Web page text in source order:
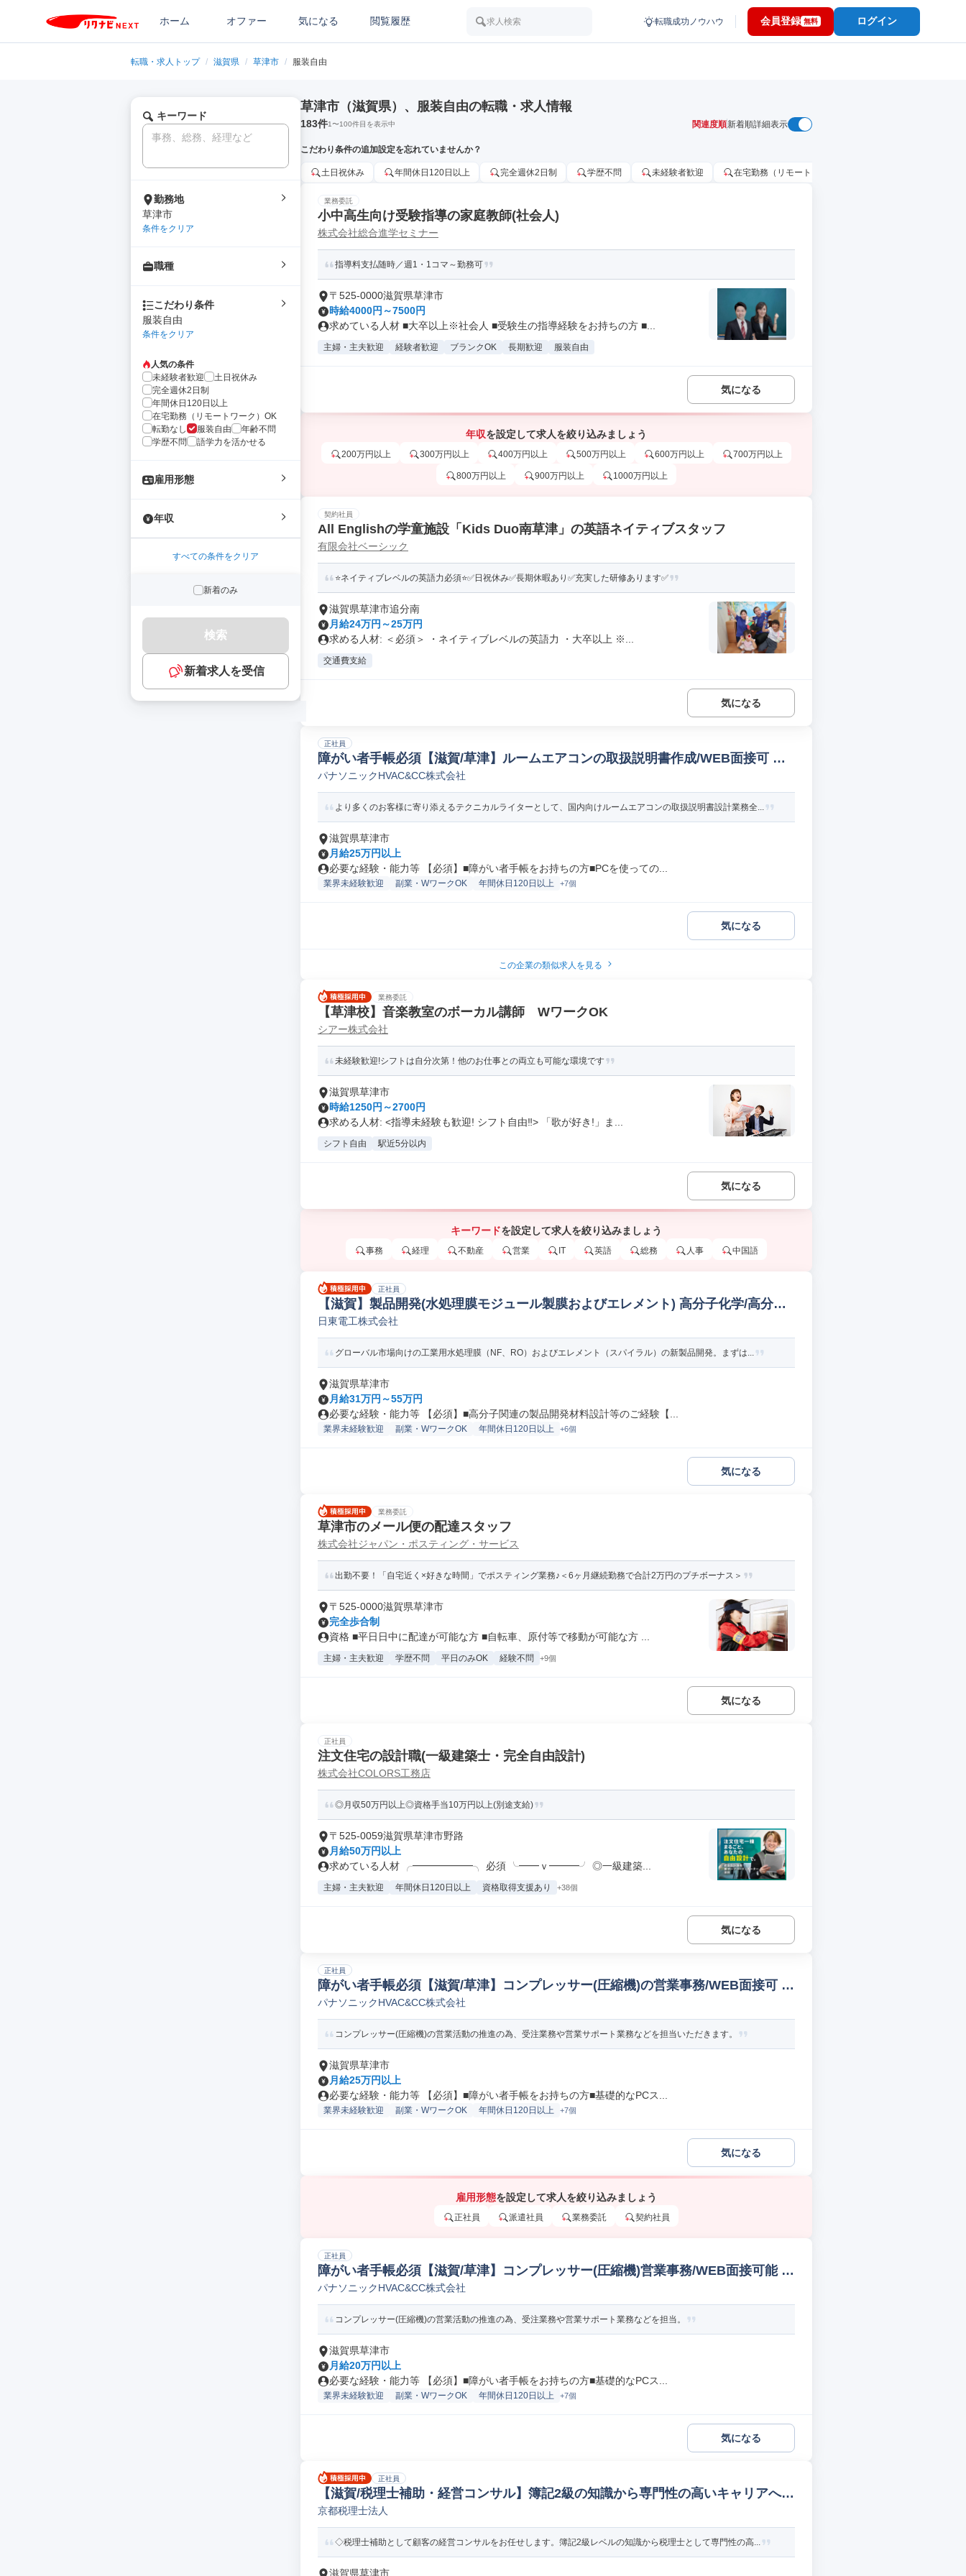
ホーム オファー 気になる 閲覧履歴 求人検索 転職成功ノウハウ 会員登録 無料 ログイン
転職・求人トップ / 滋賀県 / 草津市 / 服装自由
キーワード
勤務地
草津市
条件をクリア
職種
こだわり条件
服装自由
条件をクリア
人気の条件
未経験者歓迎
土日祝休み
完全週休2日制
年間休日120日以上
在宅勤務（リモートワーク）OK
転勤なし
服装自由
年齢不問
学歴不問
語学力を活かせる
雇用形態
年収
すべての条件をクリア
新着のみ
検索
新着求人を受信
草津市（滋賀県）、服装自由の転職・求人情報
183件1〜100件目を表示中 関連度順新着順詳細表示
こだわり条件の追加設定を忘れていませんか？
土日祝休み 年間休日120日以上 完全週休2日制 学歴不問 未経験者歓迎 在宅勤務（リモートワーク）OK
業務委託
小中高生向け受験指導の家庭教師(社会人)
株式会社総合進学セミナー
指導料支払随時／週1・1コマ～勤務可
〒525-0000滋賀県草津市
時給4000円～7500円
求めている人材 ■大卒以上※社会人 ■受験生の指導経験をお持ちの方 ■...
主婦・主夫歓迎 経験者歓迎 ブランクOK 長期歓迎 服装自由
気になる
年収を設定して求人を絞り込みましょう
200万円以上 300万円以上 400万円以上 500万円以上 600万円以上 700万円以上
800万円以上 900万円以上 1000万円以上
契約社員
All Englishの学童施設「Kids Duo南草津」の英語ネイティブスタッフ
有限会社ベーシック
⭐ネイティブレベルの英語力必須⭐✅日祝休み✅長期休暇あり✅充実した研修あります✅
滋賀県草津市追分南
月給24万円～25万円
求める人材: ＜必須＞ ・ネイティブレベルの英語力 ・大卒以上 ※...
交通費支給
気になる
正社員
障がい者手帳必須【滋賀/草津】ルームエアコンの取扱説明書作成/WEB面接可 テ
クニカルライター(出版/印刷/著述業)
パナソニックHVAC&CC株式会社
より多くのお客様に寄り添えるテクニカルライターとして、国内向けルームエアコンの取扱説明書設計業務全...
滋賀県草津市
月給25万円以上
必要な経験・能力等 【必須】■障がい者手帳をお持ちの方■PCを使っての...
業界未経験歓迎 副業・WワークOK 年間休日120日以上 +7個
気になる
この企業の類似求人を見る
業務委託
【草津校】音楽教室のボーカル講師 WワークOK
シアー株式会社
未経験歓迎!シフトは自分次第！他のお仕事との両立も可能な環境です
滋賀県草津市
時給1250円～2700円
求める人材: <指導未経験も歓迎! シフト自由‼> 「歌が好き!」ま...
シフト自由 駅近5分以内
気になる
キーワードを設定して求人を絞り込みましょう
事務 経理 不動産 営業 IT 英語 総務 人事 中国語
正社員
【滋賀】製品開発(水処理膜モジュール製膜およびエレメント) 高分子化学/高分子
素材研究開発
日東電工株式会社
グローバル市場向けの工業用水処理膜（NF、RO）およびエレメント（スパイラル）の新製品開発。まずは...
滋賀県草津市
月給31万円～55万円
必要な経験・能力等 【必須】■高分子関連の製品開発材料設計等のご経験【...
業界未経験歓迎 副業・WワークOK 年間休日120日以上 +6個
気になる
業務委託
草津市のメール便の配達スタッフ
株式会社ジャパン・ポスティング・サービス
出勤不要！「自宅近く×好きな時間」でポスティング業務♪＜6ヶ月継続勤務で合計2万円のプチボーナス＞
〒525-0000滋賀県草津市
完全歩合制
資格 ■平日日中に配達が可能な方 ■自転車、原付等で移動が可能な方 ...
主婦・主夫歓迎 学歴不問 平日のみOK 経験不問 +9個
気になる
正社員
注文住宅の設計職(一級建築士・完全自由設計)
株式会社COLORS工務店
◎月収50万円以上◎資格手当10万円以上(別途支給)
〒525-0059滋賀県草津市野路
月給50万円以上
求めている人材 ╭━━━━━━╮ 必須 ╰━━ｖ━━━╯ ◎一級建築...
主婦・主夫歓迎 年間休日120日以上 資格取得支援あり +38個
気になる
正社員
障がい者手帳必須【滋賀/草津】コンプレッサー(圧縮機)の営業事務/WEB面接可 テ
クニカルライター(出版/印刷/著述業)
パナソニックHVAC&CC株式会社
コンプレッサー(圧縮機)の営業活動の推進の為、受注業務や営業サポート業務などを担当いただきます。
滋賀県草津市
月給25万円以上
必要な経験・能力等 【必須】■障がい者手帳をお持ちの方■基礎的なPCス...
業界未経験歓迎 副業・WワークOK 年間休日120日以上 +7個
気になる
雇用形態を設定して求人を絞り込みましょう
正社員 派遣社員 業務委託 契約社員
正社員
障がい者手帳必須【滋賀/草津】コンプレッサー(圧縮機)営業事務/WEB面接可能 テ
クニカルライター(出版/印刷/著述業)
パナソニックHVAC&CC株式会社
コンプレッサー(圧縮機)の営業活動の推進の為、受注業務や営業サポート業務などを担当。
滋賀県草津市
月給20万円以上
必要な経験・能力等 【必須】■障がい者手帳をお持ちの方■基礎的なPCス...
業界未経験歓迎 副業・WワークOK 年間休日120日以上 +7個
気になる
正社員
【滋賀/税理士補助・経営コンサル】簿記2級の知識から専門性の高いキャリアへ
戦略/経営コンサルタント
京都税理士法人
◇税理士補助として顧客の経営コンサルをお任せします。簿記2級レベルの知識から税理士として専門性の高...
滋賀県草津市